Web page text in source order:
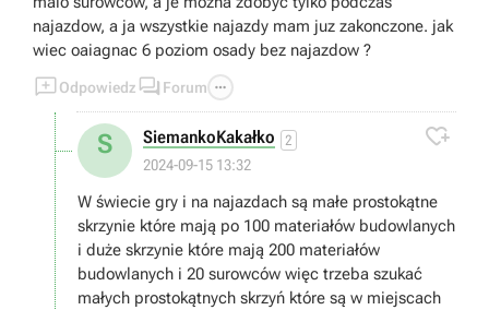
najazdow, a ja wszystkie najazdy mam juz zakonczone. jak
wiec oaiagnac 6 poziom osady bez najazdow ?
Odpowiedz  Forum 
S SiemankoKakałko 2
2024-09-15 13:32

W świecie gry i na najazdach są małe prostokątne
skrzynie które mają po 100 materiałów budowlanych
i duże skrzynie które mają 200 materiałów
budowlanych i 20 surowców więc trzeba szukać
małych prostokątnych skrzyń które są w miejscach